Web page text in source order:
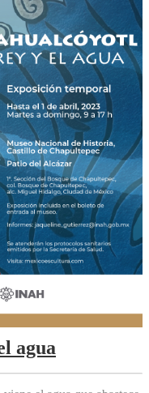
agua